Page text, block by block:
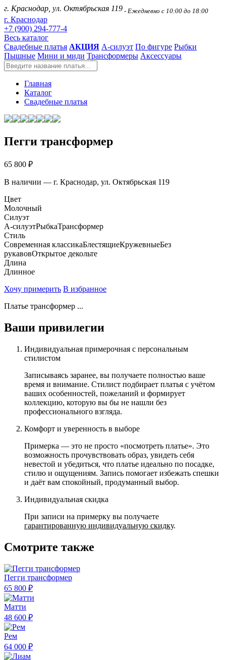
г. Краснодар, ул. Октябрьская 119 - Ежедневно с 10:00 до 18:00
г. Краснодар
+7 (900) 294-777-4
Весь каталог
Свадебные платья АКЦИЯ А-силуэт По фигуре Рыбки
Пышные Мини и миди Трансформеры Аксессуары
Главная
Каталог
Свадебные платья
Пегги трансформер
65 800 ₽
В наличии — г. Краснодар, ул. Октябрьская 119
Цвет
Молочный
Силуэт
А-силуэтРыбкаТрансформер
Стиль
Современная классикаБлестящиеКружевныеБез
рукавовОткрытое декольте
Длина
Длинное
Хочу примерить В избранное
Платье трансформер ...
Ваши привилегии
Индивидуальная примерочная с персональным
стилистом
Записываясь заранее, вы получаете полностью ваше
время и внимание. Стилист подбирает платья с учётом
ваших особенностей, пожеланий и формирует
коллекцию, которую вы бы не нашли без
профессионального взгляда.
Комфорт и уверенность в выборе
Примерка — это не просто «посмотреть платье». Это
возможность прочувствовать образ, увидеть себя
невестой и убедиться, что платье идеально по посадке,
стилю и ощущениям. Запись помогает избежать спешки
и даёт вам спокойный, продуманный выбор.
Индивидуальная скидка
При записи на примерку вы получаете
гарантированную индивидуальную скидку.
Смотрите также
Пегги трансформер
65 800 ₽
Матти
48 600 ₽
Рем
64 000 ₽